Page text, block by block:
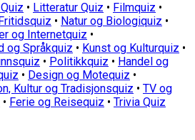
• Litteratur Quiz • Filmquiz •
• Natur og Biologiquiz •
og Internetquiz •
og Språkquiz • Kunst og Kulturquiz •
• Politikkquiz • Handel og
• Design og Motequiz •
Kultur og Tradisjonsquiz • TV og
• Ferie og Reisequiz • Trivia Quiz